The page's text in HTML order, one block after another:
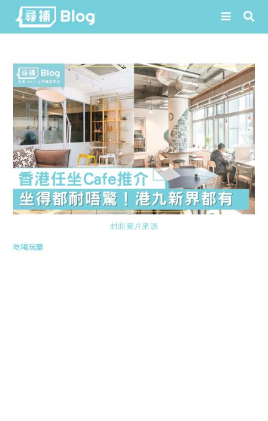
content
封面圖片來源
吃喝玩樂